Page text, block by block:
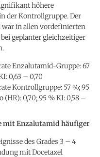
höhere
der Kontrollgruppe. Der
in allen vordefinierten
geplanter gleichzeitiger
Enzalutamid-Gruppe: 67
0,63 – 0,70
Kontrollgruppe: 57 %; 95
(HR): 0,70; 95 % KI: 0,58 –
mit Enzalutamid häufiger
des Grades 3 – 4
mit Docetaxel